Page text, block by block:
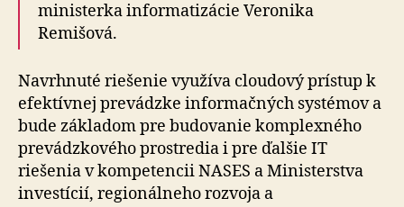
ministerka informatizácie Veronika
Remišová.
Navrhnuté riešenie využíva cloudový prístup k
efektívnej prevádzke informačných systémov a
bude základom pre budovanie komplexného
prevádzkového prostredia i pre ďalšie IT
riešenia v kompetencii NASES a Ministerstva
investícií, regionálneho rozvoja a